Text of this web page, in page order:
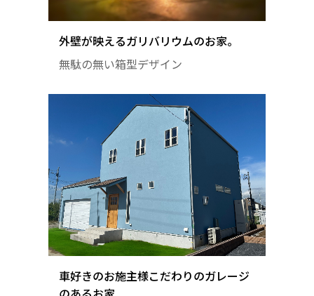
外壁が映えるガリバリウムのお家。
無駄の無い箱型デザイン
車好きのお施主様こだわりのガレージ